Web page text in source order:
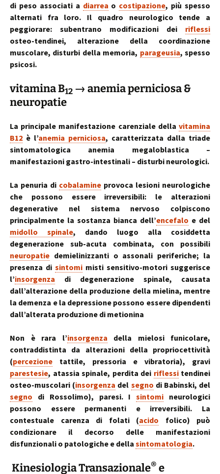
di peso associati a diarrea o costipazione, più spesso
alternati fra loro. Il quadro neurologico tende a
peggiorare: subentrano modificazioni dei riflessi
osteo-tendinei, alterazione della coordinazione
muscolare, disturbi della memoria, parageusia, spesso
psicosi.
vitamina B12 → anemia perniciosa &
neuropatie
La principale manifestazione carenziale della vitamina
B12 è l’anemia perniciosa, caratterizzata dalla triade
sintomatologica anemia megaloblastica –
manifestazioni gastro-intestinali – disturbi neurologici.
La penuria di cobalamine provoca lesioni neurologiche
che possono essere irreversibili: le alterazioni
degenerative nel sistema nervoso colpiscono
principalmente la sostanza bianca dell’encefalo e del
midollo spinale, dando luogo alla cosiddetta
degenerazione sub-acuta combinata, con possibili
neuropatie demielinizzanti o assonali periferiche; la
presenza di sintomi misti sensitivo-motori suggerisce
l’insorgenza di degenerazione spinale, causata
dall’alterazione della produzione della mielina, mentre
la demenza e la depressione possono essere dipendenti
dall’alterata produzione di metionina
Non è rara l’insorgenza della mielosi funicolare,
contraddistinta da alterazioni della propriocettività
(percezione tattile, pressoria e vibratoria), gravi
parestesie, atassia spinale, perdita dei riflessitendinei
osteo-muscolari (insorgenza del segno di Babinski, del
segno di Rossolimo), paresi. Isintomi neurologici
possono essere permanenti e irreversibili. La
contestuale carenza di folati (acido folico) può
condizionare il decorso delle manifestazioni
disfunzionali o patologiche e della sintomatologia.
Kinesiologia Transazionale® e